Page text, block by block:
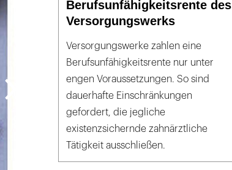
Berufsunfähigkeitsrente des
Versorgungswerks
Versorgungswerke zahlen eine
Berufsunfähigkeitsrente nur unter
engen Voraussetzungen. So sind
dauerhafte Einschränkungen
gefordert, die jegliche
existenzsichernde zahnärztliche
Tätigkeit ausschließen.